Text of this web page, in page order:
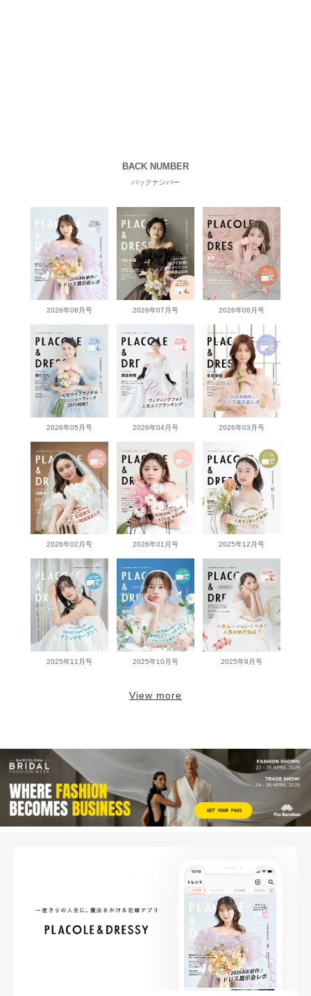
BACK NUMBER
バックナンバー
2026年08月号 2026年07月号 2026年06月号
2026年05月号 2026年04月号 2026年03月号
2026年02月号 2026年01月号 2025年12月号
2025年11月号 2025年10月号 2025年9月号
View more